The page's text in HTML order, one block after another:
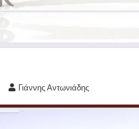
Γιάννης Αντωνιάδης